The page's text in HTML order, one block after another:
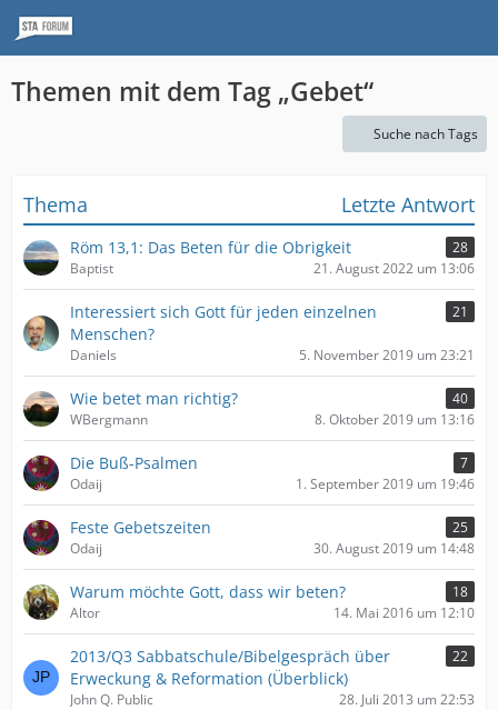
Themen mit dem Tag „Gebet“
Suche nach Tags
Thema Letzte Antwort
Röm 13,1: Das Beten für die Obrigkeit
28
Baptist
21. August 2022 um 13:06
Interessiert sich Gott für jeden einzelnen
Menschen?
21
Daniels 5. November 2019 um 23:21
Wie betet man richtig?
40
WBergmann
8. Oktober 2019 um 13:16
Die Buß-Psalmen
7
Odaij
1. September 2019 um 19:46
Feste Gebetszeiten
25
Odaij
30. August 2019 um 14:48
Warum möchte Gott, dass wir beten?
18
Altor
14. Mai 2016 um 12:10
2013/Q3 Sabbatschule/Bibelgespräch über
Erweckung & Reformation (Überblick)
22
John Q. Public 28. Juli 2013 um 22:53